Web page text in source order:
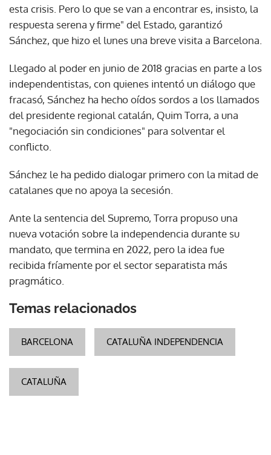
esta crisis. Pero lo que se van a encontrar es, insisto, la
respuesta serena y firme" del Estado, garantizó
Sánchez, que hizo el lunes una breve visita a Barcelona.
Llegado al poder en junio de 2018 gracias en parte a los
independentistas, con quienes intentó un diálogo que
fracasó, Sánchez ha hecho oídos sordos a los llamados
del presidente regional catalán, Quim Torra, a una
"negociación sin condiciones" para solventar el
conflicto.
Sánchez le ha pedido dialogar primero con la mitad de
catalanes que no apoya la secesión.
Ante la sentencia del Supremo, Torra propuso una
nueva votación sobre la independencia durante su
mandato, que termina en 2022, pero la idea fue
recibida fríamente por el sector separatista más
pragmático.
Temas relacionados
BARCELONA CATALUÑA INDEPENDENCIA
CATALUÑA